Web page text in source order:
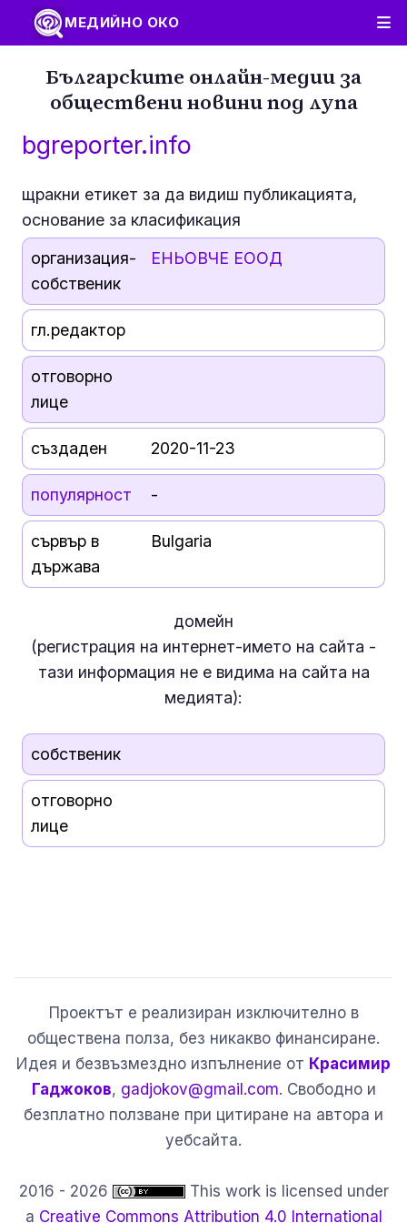
МЕДИЙНО ОКО
Българските онлайн-медии за
обществени новини под лупа
bgreporter.info
щракни етикет за да видиш публикацията,
основание за класификация
организация-
собственик
ЕНЬОВЧЕ ЕООД
гл.редактор
отговорно
лице
създаден 2020-11-23
популярност -
сървър в
държава
Bulgaria
домейн
(регистрация на интернет-името на сайта -
тази информация не евидима на сайта на
медията):
собственик
отговорно
лице
Проектът е реализиран изключително в
обществена полза, без никакво финансиране.
Идея и безвъзмездно изпълнение от Красимир
Гаджоков, gadjokov@gmail.com. Свободно и
безплатно ползване при цитиране на автора и
уебсайта.
2016 - 2026
This work is licensed under
a Creative Commons Attribution 4.0 International